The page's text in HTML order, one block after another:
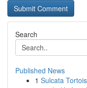
Search
Published News
1 Sulcata